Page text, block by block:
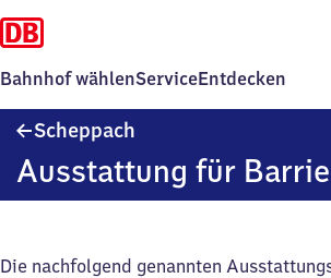
Bahnhof wählenServiceEntdecken
Scheppach
Ausstattung für
Die nachfolgend genannten